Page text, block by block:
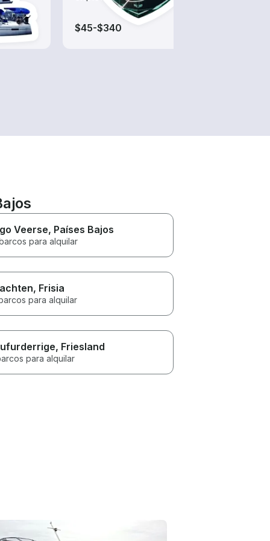
$45-$340
Veerse, Países Bajos
para alquilar
, Frisia
para alquilar
, Friesland
para alquilar